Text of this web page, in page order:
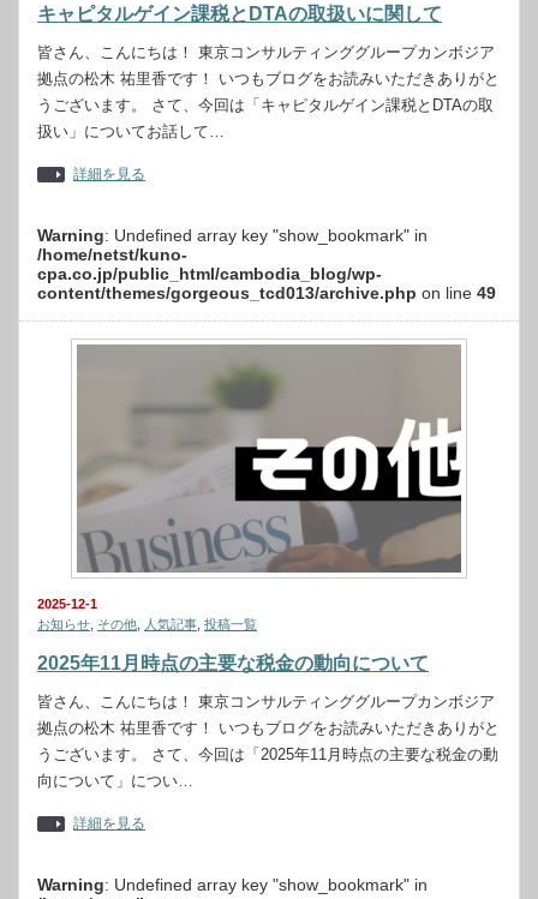
キャピタルゲイン課税とDTAの取扱いに関して
皆さん、こんにちは！ 東京コンサルティンググループカンボジア
拠点の松木 祐里香です！ いつもブログをお読みいただきありがと
うございます。 さて、今回は「キャピタルゲイン課税とDTAの取
扱い」についてお話して…
詳細を見る
Warning: Undefined array key "show_bookmark" in
/home/netst/kuno-
cpa.co.jp/public_html/cambodia_blog/wp-
content/themes/gorgeous_tcd013/archive.php on line 49
2025-12-1
お知らせ その他 人気記事 投稿一覧
2025年11月時点の主要な税金の動向について
皆さん、こんにちは！ 東京コンサルティンググループカンボジア
拠点の松木 祐里香です！ いつもブログをお読みいただきありがと
うございます。 さて、今回は「2025年11月時点の主要な税金の動
向について」につい…
詳細を見る
Warning: Undefined array key "show_bookmark" in